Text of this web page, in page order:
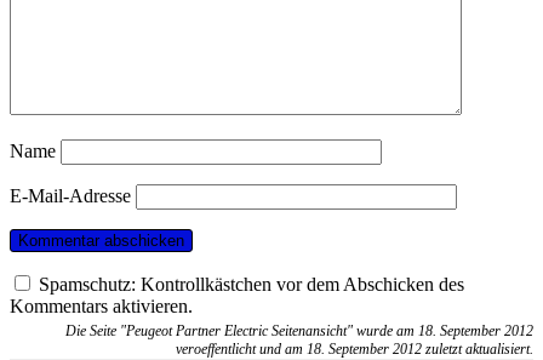
Name
E-Mail-Adresse
Spamschutz: Kontrollkästchen vor dem Abschicken des
Kommentars aktivieren.
Die Seite "Peugeot Partner Electric Seitenansicht" wurde am 18. September 2012
veroeffentlicht und am 18. September 2012 zuletzt aktualisiert.